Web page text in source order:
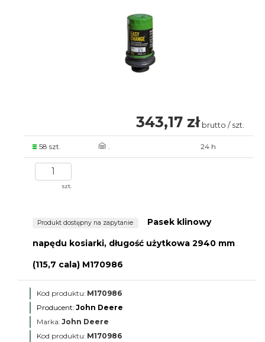
343,17 zł brutto / szt.
58 szt. . 24 h
szt.
Produkt dostępny na zapytanie
Pasek klinowy
napędu kosiarki, długość użytkowa 2940 mm
(115,7 cala) M170986
Kod produktu: M170986
Producent: John Deere
Marka: John Deere
Kod produktu: M170986